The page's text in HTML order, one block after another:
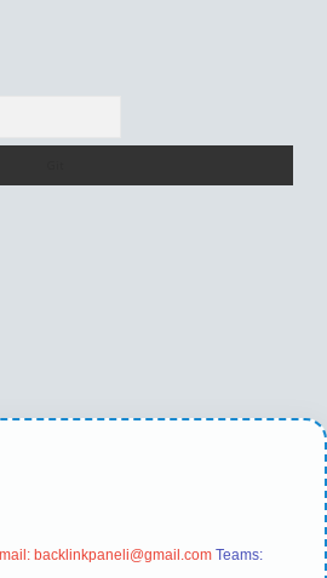
backlinkpaneli@gmail.com Teams: